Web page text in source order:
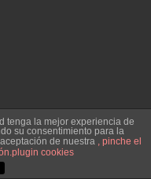
tenga la mejor experiencia de
su consentimiento para la
de nuestra , pinche el
plugin cookies